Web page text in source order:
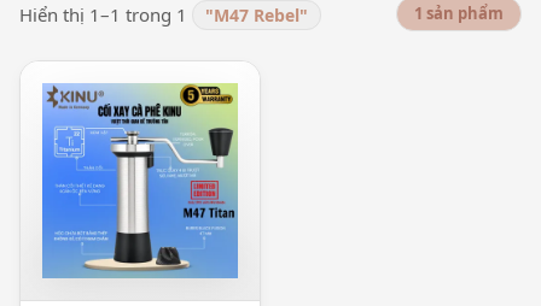
Hiển thị 1–1 trong 1 "M47 Rebel" 1 sản phẩm